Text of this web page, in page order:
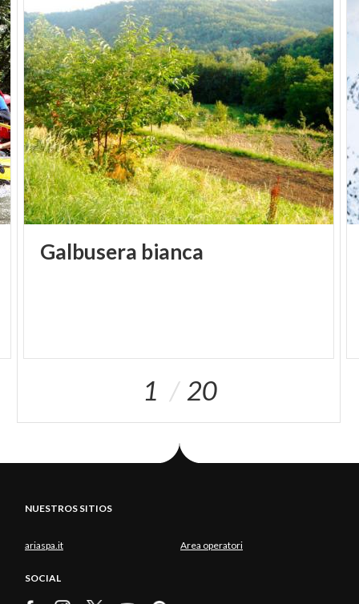
Ponte di LegnoyTonaleson otras localidades
donde es posible deslizarse libremente sobre el
hielo.
Galbusera bianca
1 20
NUESTROS SITIOS
ariaspa.it Area operatori
SOCIAL